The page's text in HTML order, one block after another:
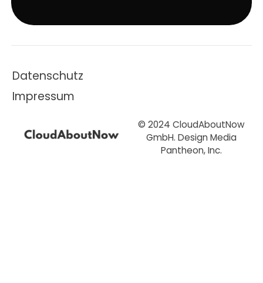
Datenschutz
Impressum
© 2024 CloudAboutNow
GmbH. DesignMedia
Pantheon, Inc.